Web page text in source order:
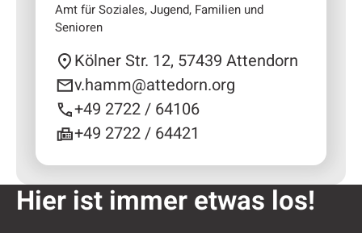
Amt für Soziales, Jugend, Familien und
Senioren
Kölner Str. 12, 57439 Attendorn
v.hamm@attedorn.org
+49 2722 / 64106
+49 2722 / 64421
Hier ist immer etwas los!